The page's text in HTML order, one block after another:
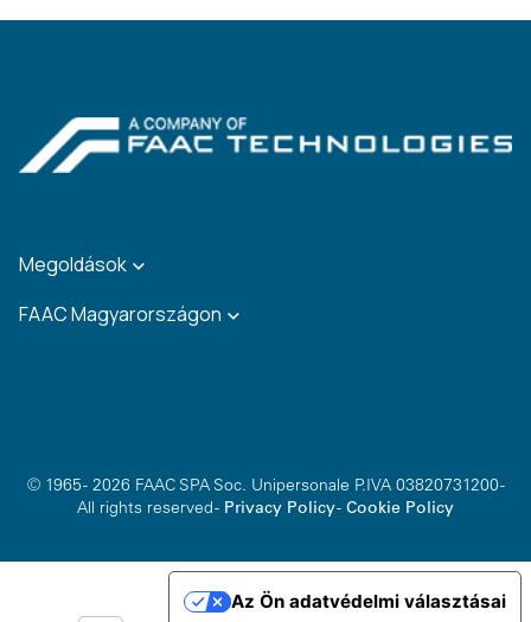
Megoldások
FAAC Magyarországon
© 1965 - 2026 FAAC SPA Soc. Unipersonale P.IVA 03820731200 -
All rights reserved - Privacy Policy- Cookie Policy
Az Ön adatvédelmi választásai